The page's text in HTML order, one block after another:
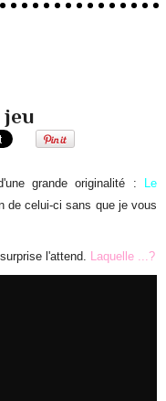
jeu
grande originalité :
Le
de celui-ci sans que je vous
l'attend. Laquelle ...?